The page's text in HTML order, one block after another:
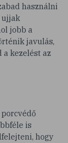
használni
ujjak
jobb a
javulás,
kezelést az
is
hogy